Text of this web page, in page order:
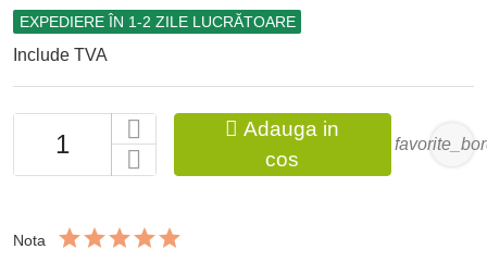
EXPEDIERE ÎN 1-2 ZILE LUCRĂTOARE
Include TVA
 Adauga in
cos
Nota